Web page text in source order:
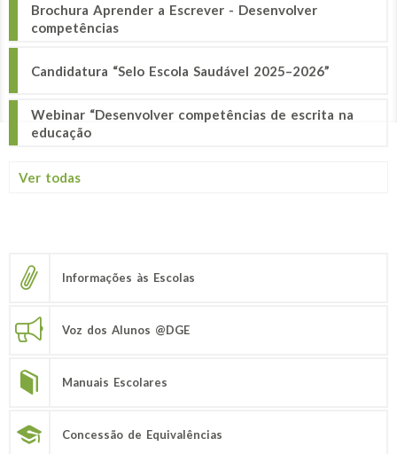
Brochura Aprender a Escrever - Desenvolver
competências
Candidatura “Selo Escola Saudável 2025–2026”
Webinar “Desenvolver competências de escrita na
educação
Ver todas
Informações às Escolas
Voz dos Alunos @DGE
Manuais Escolares
Concessão de Equivalências